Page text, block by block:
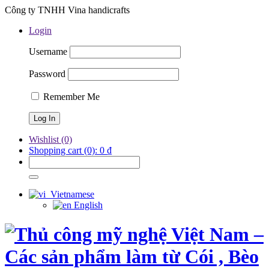
Công ty TNHH Vina handicrafts
Login
Username
Password
Remember Me
Wishlist (0)
Shopping cart (0): 0 ₫
Vietnamese
English